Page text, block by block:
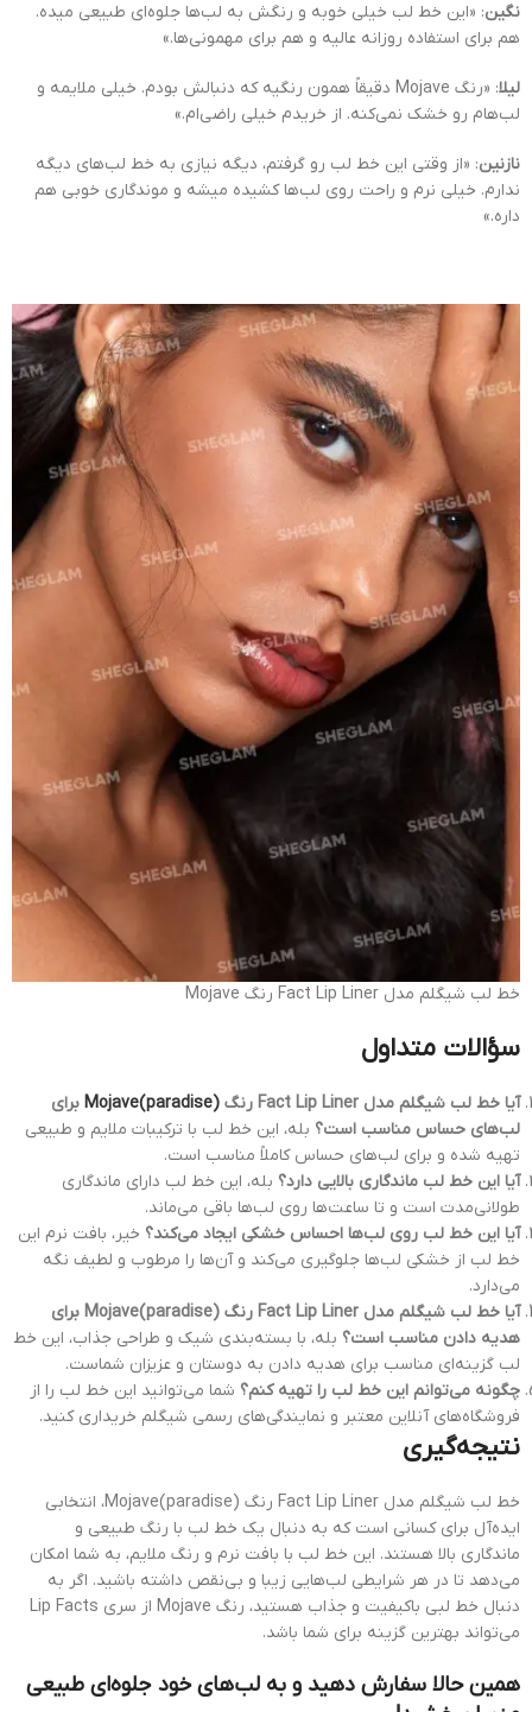
نگین: «این خط لب خیلی خوبه و رنگش به لب‌ها جلوه‌ای طبیعی میده.
هم برای استفاده روزانه عالیه و هم برای مهمونی‌ها.»
لیلا
: «رنگ Mojave دقیقاً همون رنگیه که دنبالش بودم. خیلی ملایمه و
لب‌هام رو خشک نمی‌کنه. از خریدم خیلی راضی‌ام.»
نازنین: «از وقتی این خط لب رو گرفتم، دیگه نیازی به خط لب‌های دیگه
ندارم. خیلی نرم و راحت روی لب‌ها کشیده میشه و موندگاری خوبی هم
داره.»
خط لب شیگلم مدل Fact Lip Liner رنگ Mojave
سؤالات متداول
آیا خط لب شیگلم مدل Fact Lip Liner رنگ Mojave(paradise) برای
لب‌های حساس مناسب است؟ بله، این خط لب با ترکیبات ملایم و طبیعی
تهیه شده و برای لب‌های حساس کاملاً مناسب است.
آیا این خط لب ماندگاری بالایی دارد؟ بله، این خط لب دارای ماندگاری
طولانی‌مدت است و تا ساعت‌ها روی لب‌ها باقی می‌ماند.
آیا این خط لب روی لب‌ها احساس خشکی ایجاد می‌کند؟ خیر، بافت نرم این
خط لب از خشکی لب‌ها جلوگیری می‌کند و آن‌ها را مرطوب و لطیف نگه
می‌دارد.
آیا خط لب شیگلم مدل Fact Lip Liner رنگ Mojave(paradise) برای
هدیه دادن مناسب است؟ بله، با بسته‌بندی شیک و طراحی جذاب، این خط
لب گزینه‌ای مناسب برای هدیه دادن به دوستان و عزیزان شماست.
چگونه می‌توانم این خط لب را تهیه کنم؟ شما می‌توانید این خط لب را از
فروشگاه‌های آنلاین معتبر و نمایندگی‌های رسمی شیگلم خریداری کنید.
نتیجه‌گیری
خط لب شیگلم مدل Fact Lip Liner رنگ Mojave(paradise)، انتخابی
ایده‌آل برای کسانی است که به دنبال یک خط لب با رنگ طبیعی و
ماندگاری بالا هستند. این خط لب با بافت نرم و رنگ ملایم، به شما امکان
می‌دهد تا در هر شرایطی لب‌هایی زیبا و بی‌نقص داشته باشید. اگر به
دنبال خط لبی باکیفیت و جذاب هستید، رنگ Mojave از سری Lip Facts
می‌تواند بهترین گزینه برای شما باشد.
همین حالا سفارش دهید و به لب‌های خود جلوه‌ای طبیعی